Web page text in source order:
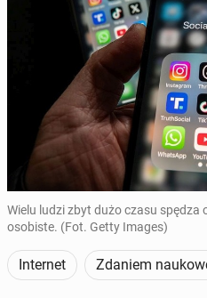
Wielu ludzi zbyt dużo czasu
osobiste. (Fot. Getty Images)
Internet Zdaniem